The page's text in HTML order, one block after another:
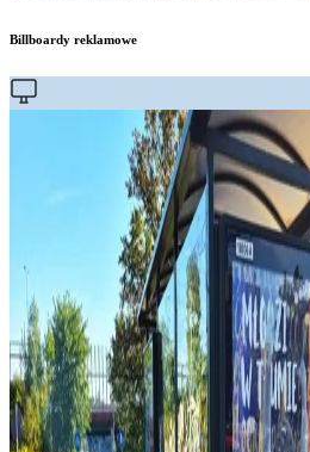
Billboardy reklamowe